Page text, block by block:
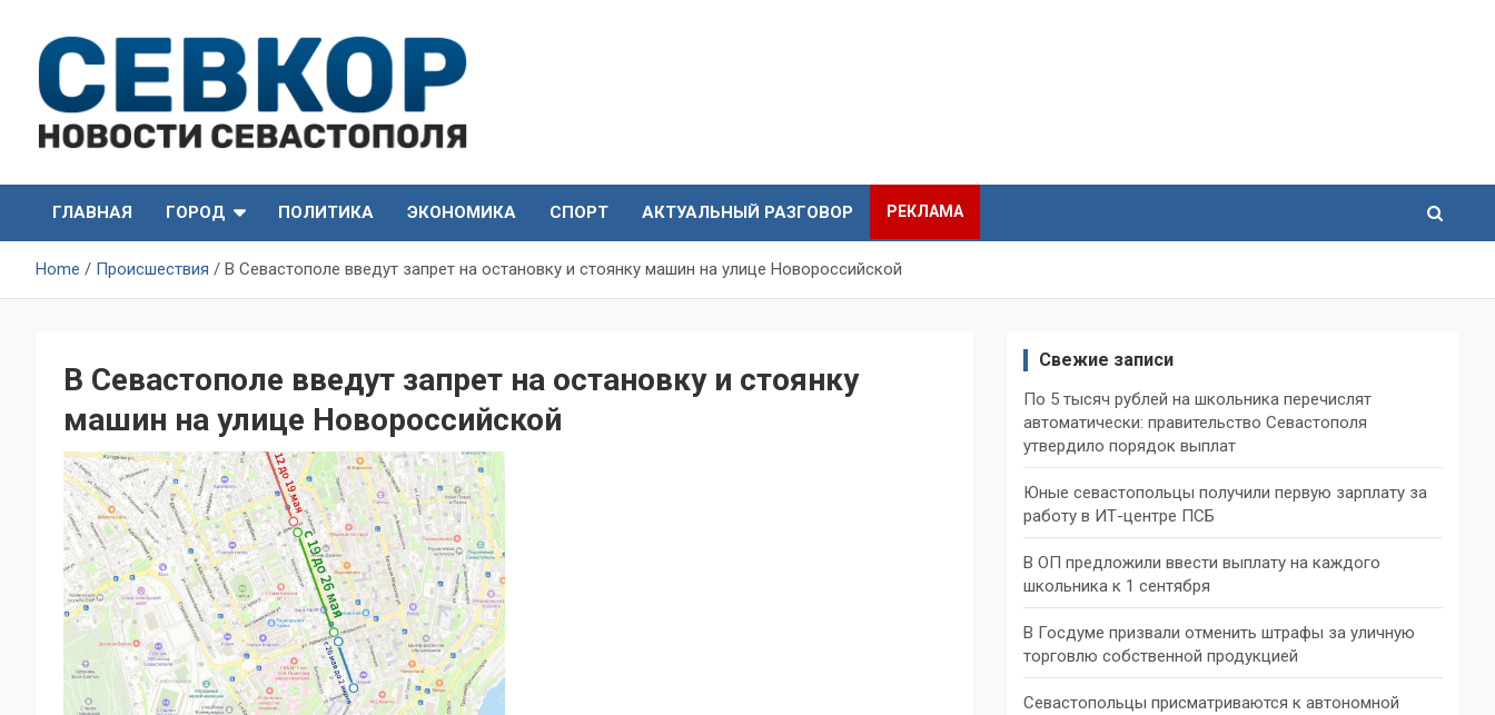
content
СевКор — Новости
Севастополя
Севастополя
ГЛАВНАЯ
ГОРОД ПОЛИТИКА ЭКОНОМИКА СПОРТ АКТУАЛЬНЫЙ РАЗГОВОР РЕКЛАМА
Home Происшествия В Севастополе введут запрет на остановку и стоянку машин на улице Новороссийской
В Севастополе введут запрет на остановку и стоянку
машин на улице Новороссийской
Свежие записи
По 5 тысяч рублей на школьника перечислят
автоматически: правительство Севастополя
утвердило порядок выплат
Юные севастопольцы получили первую зарплату за
работу в ИТ-центре ПСБ
В ОП предложили ввести выплату на каждого
школьника к 1 сентября
В Госдуме призвали отменить штрафы за уличную
торговлю собственной продукцией
Севастопольцы присматриваются к автономной